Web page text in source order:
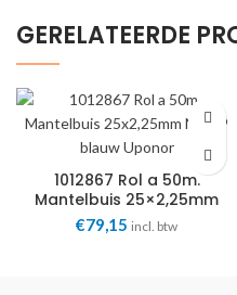
GERELATEERDE
1012867 Rol a 50m.
Mantelbuis 25×2,25mm
NW29 blauw Uponor
€79,15 incl. btw